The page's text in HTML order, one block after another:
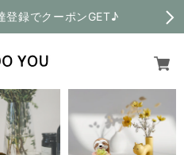
登録でクーポンGET♪